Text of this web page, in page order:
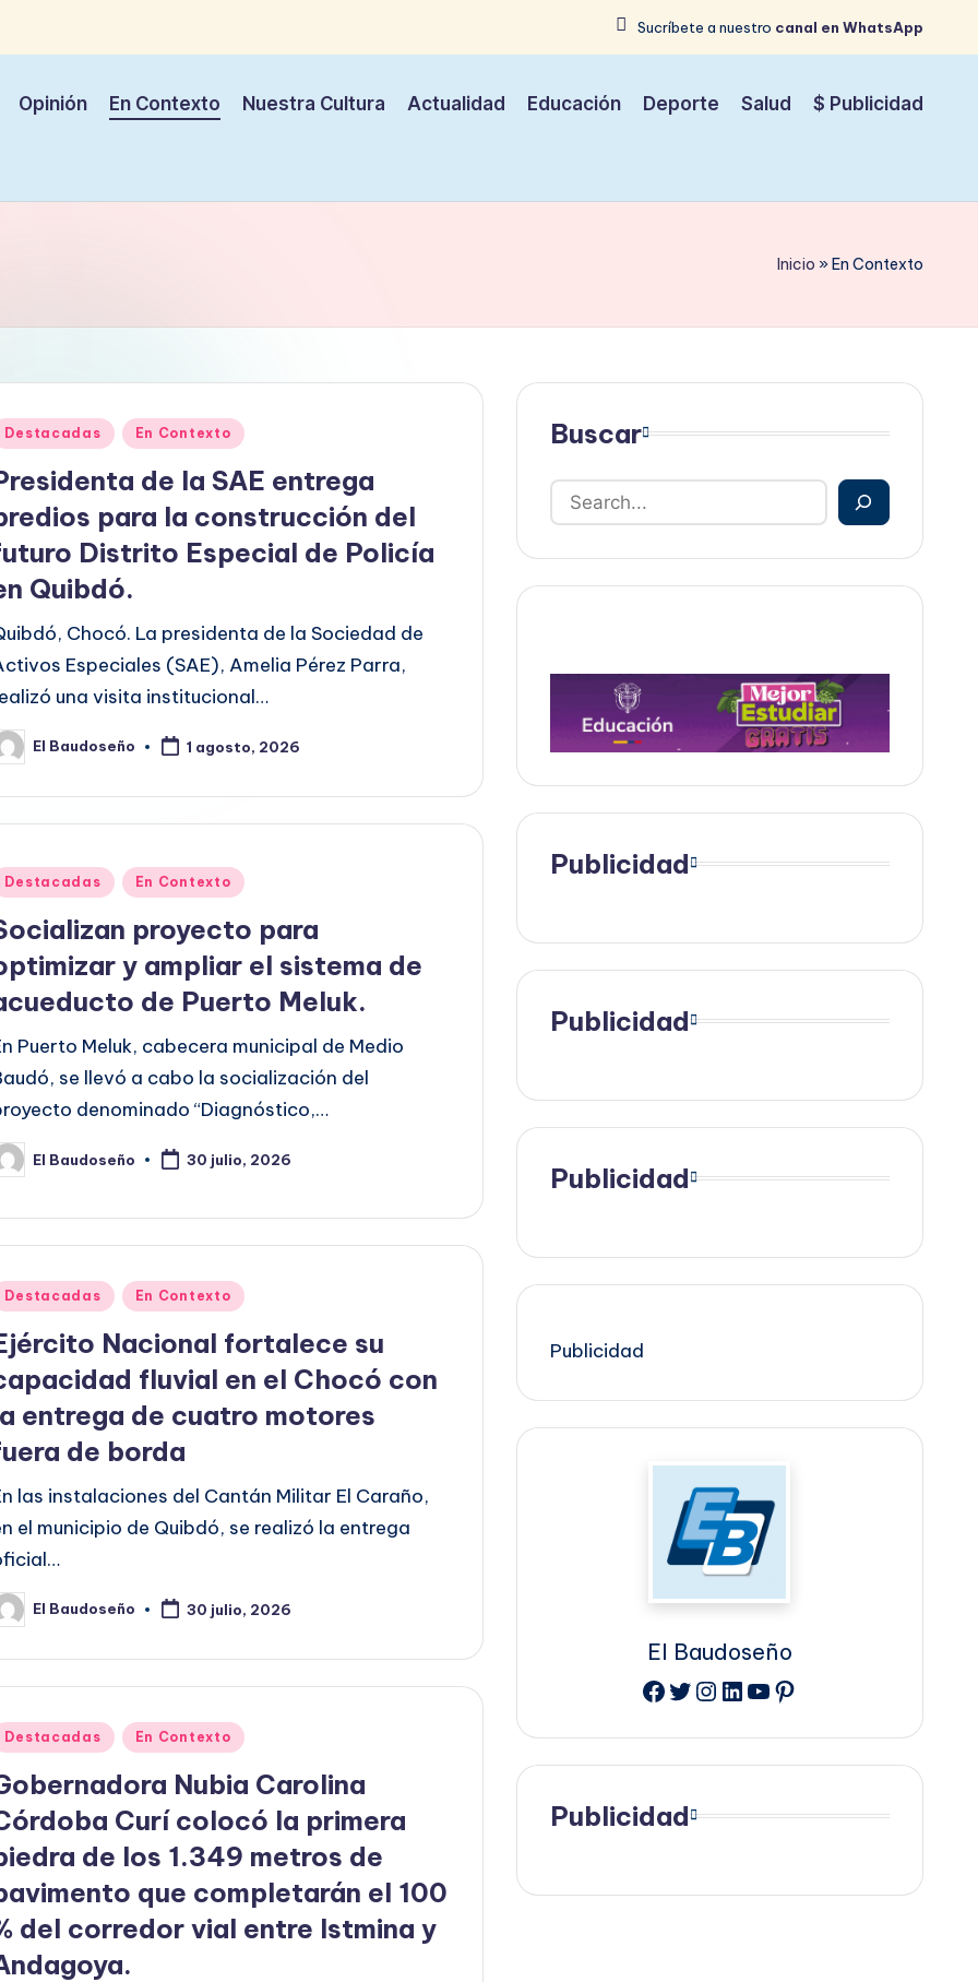
Sucríbete a nuestro canal en WhatsApp
Opinión En Contexto Nuestra Cultura Actualidad Educación Deporte Salud $ Publicidad
Inicio »En Contexto
Destacadas En Contexto
de la SAE entrega
para la construcción del
Distrito Especial de Policía
Quibdó.
Chocó. La presidenta de la Sociedad de
Especiales (SAE), Amelia Pérez Parra,
una visita institucional…
El Baudoseño 1 agosto, 2026
Destacadas En Contexto
proyecto para
y ampliar el sistema de
de Puerto Meluk.
Puerto Meluk, cabecera municipal de Medio
se llevó a cabo la socialización del
denominado “Diagnóstico,…
El Baudoseño 30 julio, 2026
Destacadas En Contexto
Nacional fortalece su
fluvial en el Chocó con
entrega de cuatro motores
de borda
las instalaciones del Cantán Militar El Caraño,
el municipio de Quibdó, se realizó la entrega
El Baudoseño 30 julio, 2026
Destacadas En Contexto
Nubia Carolina
Curí colocó la primera
de los 1.349 metros de
que completarán el 100
del corredor vial entre Istmina y
Buscar
Publicidad
Publicidad
Publicidad
Publicidad
El Baudoseño
Facebook
Twitter
Instagram
LinkedIn
YouTube
Pinterest
Publicidad